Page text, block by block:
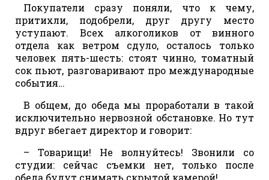
Покупатели сразу поняли, что к чему,
притихли, подобрели, друг другу место
уступают. Всех алкоголиков от винного
отдела как ветром сдуло, осталось только
человек пять-шесть: стоят чинно, томатный
сок пьют, разговаривают про международные
события…
В общем, до обеда мы проработали в такой
исключительно нервозной обстановке. Но тут
вдруг вбегает директор и говорит:
– Товарищи! Не волнуйтесь! Звонили со
студии: сейчас съемки нет, только после
обеда будут снимать скрытой камерой!